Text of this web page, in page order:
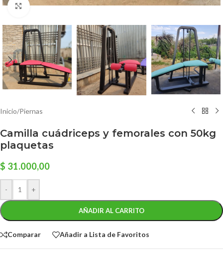
Click to enlarge
Inicio/Piernas
Camilla cuádriceps y femorales con 50kg
plaquetas
$ 31.000,00
- +
AÑADIR AL CARRITO
Comparar Añadir a Lista de Favoritos